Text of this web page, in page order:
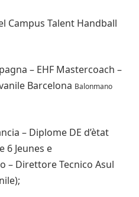
Campus Talent Handball
– EHF Mastercoach –
Barcelona Balonmano
– Diplome DE d’ètat
6 Jeunes e
– Direttore Tecnico Asul